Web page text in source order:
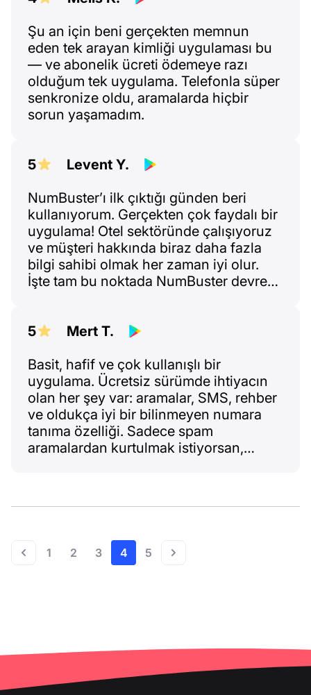
Şu an için beni gerçekten memnun
eden tek arayan kimliği uygulaması bu
— ve abonelik ücreti ödemeye razı
olduğum tek uygulama. Telefonla süper
senkronize oldu, aramalarda hiçbir
sorun yaşamadım.
5
Levent Y.
NumBuster’ı ilk çıktığı günden beri
kullanıyorum. Gerçekten çok faydalı bir
uygulama! Otel sektöründe çalışıyoruz
ve müşteri hakkında biraz daha fazla
bilgi sahibi olmak her zaman iyi olur.
İşte tam bu noktada NumBuster devreye
agresif tipler iyice arttı. TEŞEKKÜRLER
5
Mert T.
Basit, hafif ve çok kullanışlı bir
uygulama. Ücretsiz sürümde ihtiyacın
olan her şey var: aramalar, SMS, rehber
ve oldukça iyi bir bilinmeyen numara
tanıma özelliği. Sadece spam
aramalardan kurtulmak istiyorsan,
ücretli sürümde numaralar hakkında
daha fazla bilgi var :)
1 2 3 4 5